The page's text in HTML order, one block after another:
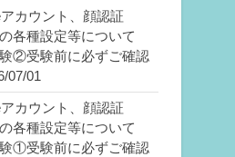
カウント、顔認証
各種設定等について
②受験前に必ずご確認
07/01
カウント、顔認証
各種設定等について
①受験前に必ずご確認